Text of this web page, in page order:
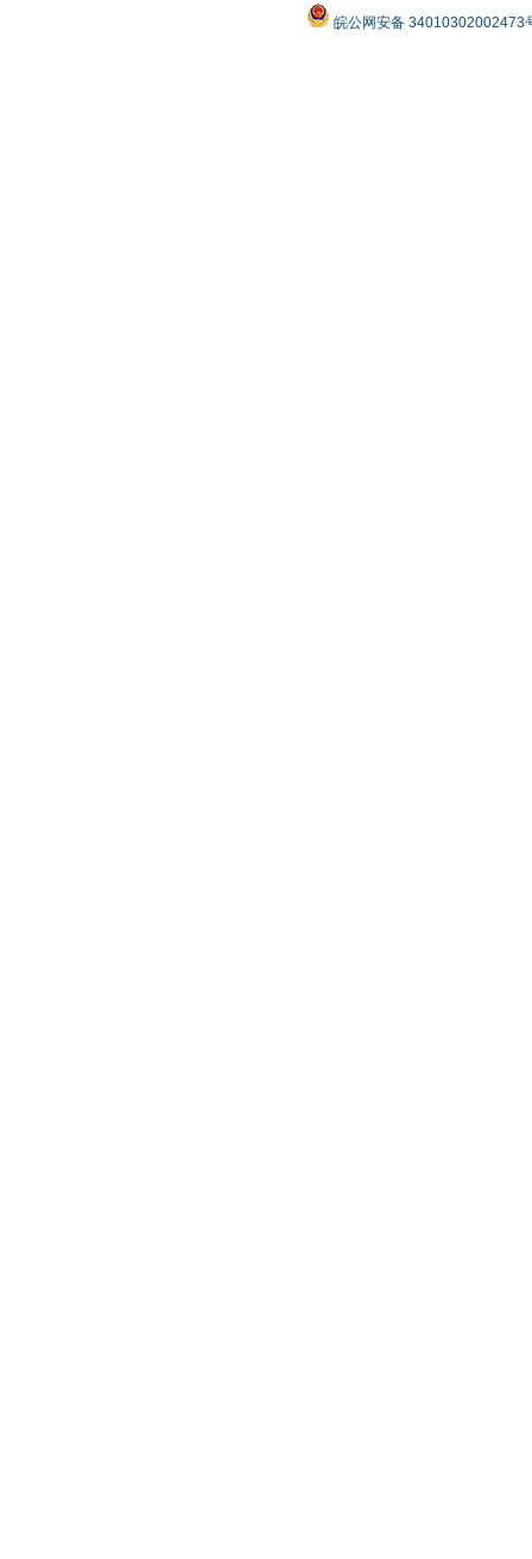
皖公网安备 34010302002473